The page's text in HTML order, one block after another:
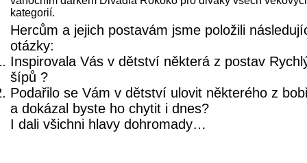
kategorií.
Hercům a jejich postavám jsme položili
otázky:
Inspirovala Vás v dětství některá z postav
šípů ?
Podařilo se Vám v dětství ulovit některého z
a dokázal byste ho chytit i dnes?
I dali všichni hlavy dohromady…